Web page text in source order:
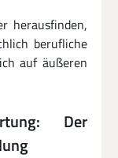
herausfinden,
berufliche
auf äußeren
Der